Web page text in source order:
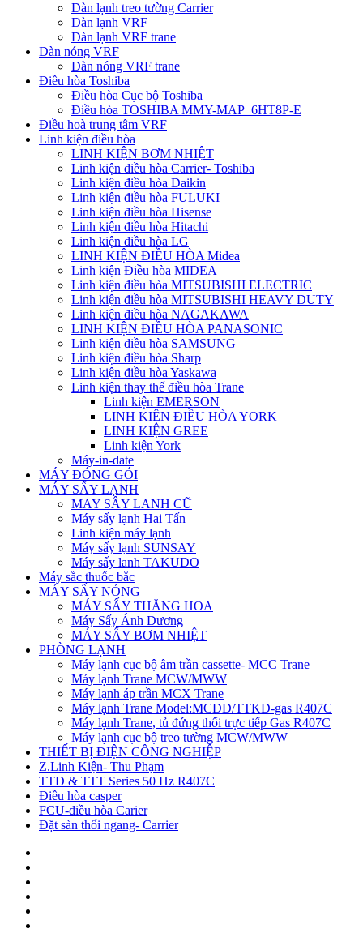
Dàn lạnh treo tường Carrier
Dàn lạnh VRF
Dàn lạnh VRF trane
Dàn nóng VRF
Dàn nóng VRF trane
Điều hòa Toshiba
Điều hòa Cục bộ Toshiba
Điều hòa TOSHIBA MMY-MAP_6HT8P-E
Điều hoà trung tâm VRF
Linh kiện điều hòa
LINH KIỆN BƠM NHIỆT
Linh kiện điều hòa Carrier- Toshiba
Linh kiện điều hòa Daikin
Linh kiện điều hòa FULUKI
Linh kiện điều hòa Hisense
Linh kiện điều hòa Hitachi
Linh kiện điều hòa LG
LINH KIỆN ĐIỀU HÒA Midea
Linh kiện Điều hòa MIDEA
Linh kiện điều hòa MITSUBISHI ELECTRIC
Linh kiện điều hòa MITSUBISHI HEAVY DUTY
Linh kiện điều hòa NAGAKAWA
LINH KIỆN ĐIỀU HÒA PANASONIC
Linh kiện điều hòa SAMSUNG
Linh kiện điều hòa Sharp
Linh kiện điều hòa Yaskawa
Linh kiện thay thế điều hòa Trane
Linh kiện EMERSON
LINH KIỆN ĐIỀU HÒA YORK
LINH KIỆN GREE
Linh kiện York
Máy-in-date
MÁY ĐÓNG GÓI
MÁY SẤY LẠNH
MAY SÂY LANH CŨ
Máy sấy lạnh Hai Tấn
Linh kiện máy lạnh
Máy sấy lạnh SUNSAY
Máy sấy lanh TAKUDO
Máy sắc thuốc bắc
MÁY SẤY NÓNG
MÁY SẤY THĂNG HOA
Máy Sấy Ánh Dương
MÁY SẤY BƠM NHIỆT
PHÒNG LẠNH
Máy lạnh cục bộ âm trần cassette- MCC Trane
Máy lạnh Trane MCW/MWW
Máy lạnh áp trần MCX Trane
Máy lạnh Trane Model:MCDD/TTKD-gas R407C
Máy lạnh Trane, tủ đứng thổi trực tiếp Gas R407C
Máy lạnh cục bộ treo tường MCW/MWW
THIẾT BỊ ĐIỆN CÔNG NGHIỆP
Z.Linh Kiện- Thu Phạm
TTD & TTT Series 50 Hz R407C
Điều hòa casper
FCU-điều hòa Carier
Đặt sàn thổi ngang- Carrier